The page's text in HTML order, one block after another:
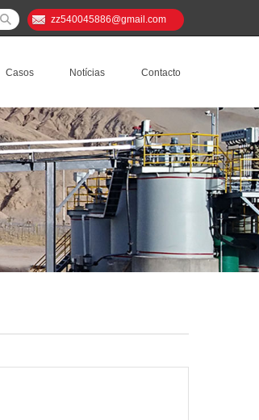
zz540045886@gmail.com
Contacto
Notícias
Casos